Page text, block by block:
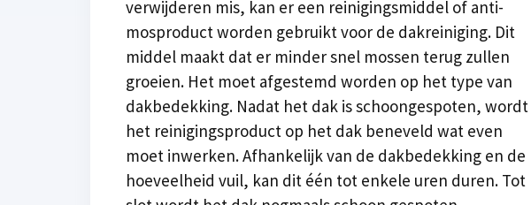
verwijderen mis, kan er een reinigingsmiddel of anti-
mosproduct worden gebruikt voor de dakreiniging. Dit
middel maakt dat er minder snel mossen terug zullen
groeien. Het moet afgestemd worden op het type van
dakbedekking. Nadat het dak is schoongespoten, wordt
het reinigingsproduct op het dak beneveld wat even
moet inwerken. Afhankelijk van de dakbedekking en de
hoeveelheid vuil, kan dit één tot enkele uren duren. Tot